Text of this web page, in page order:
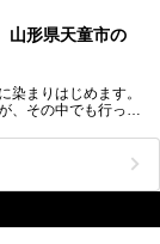
、山形県内にあるオ
ご紹介します。
山形県天童市の
染まりはじめます。
、その中でも行って
で登れば、そこでは
す！
山形県天童市で行
姿の武者に扮した人